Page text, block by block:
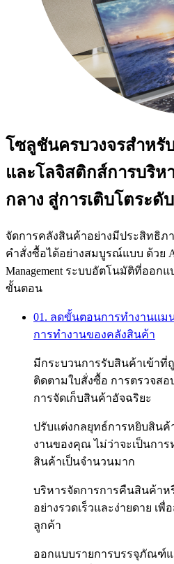
โซลูชันครบวงจรสำหรั
และโลจิสติกส์การบริห
กลาง สู่การเติบโตระดั
จัดการคลังสินค้าอย่างมีประสิทธิภ
คำสั่งซื้อได้อย่างสมบูรณ์แบบ ด้วย
Management ระบบอัตโนมัติที่ออก
ขั้นตอน
01. ลดขั้นตอนการทำงานแม
การทำงานของคลังสินค้า
มีกระบวนการรับสินค้าเข้าที่
ติดตามใบสั่งซื้อ การตรวจส
การจัดเก็บสินค้าอัจฉริยะ
ปรับแต่งกลยุทธ์การหยิบสินค้
งานของคุณ ไม่ว่าจะเป็นกา
สินค้าเป็นจำนวนมาก
บริหารจัดการการคืนสินค้าห
อย่างรวดเร็วและง่ายดาย เ
ลูกค้า
ออกแบบรายการบรรจุภัณฑ์